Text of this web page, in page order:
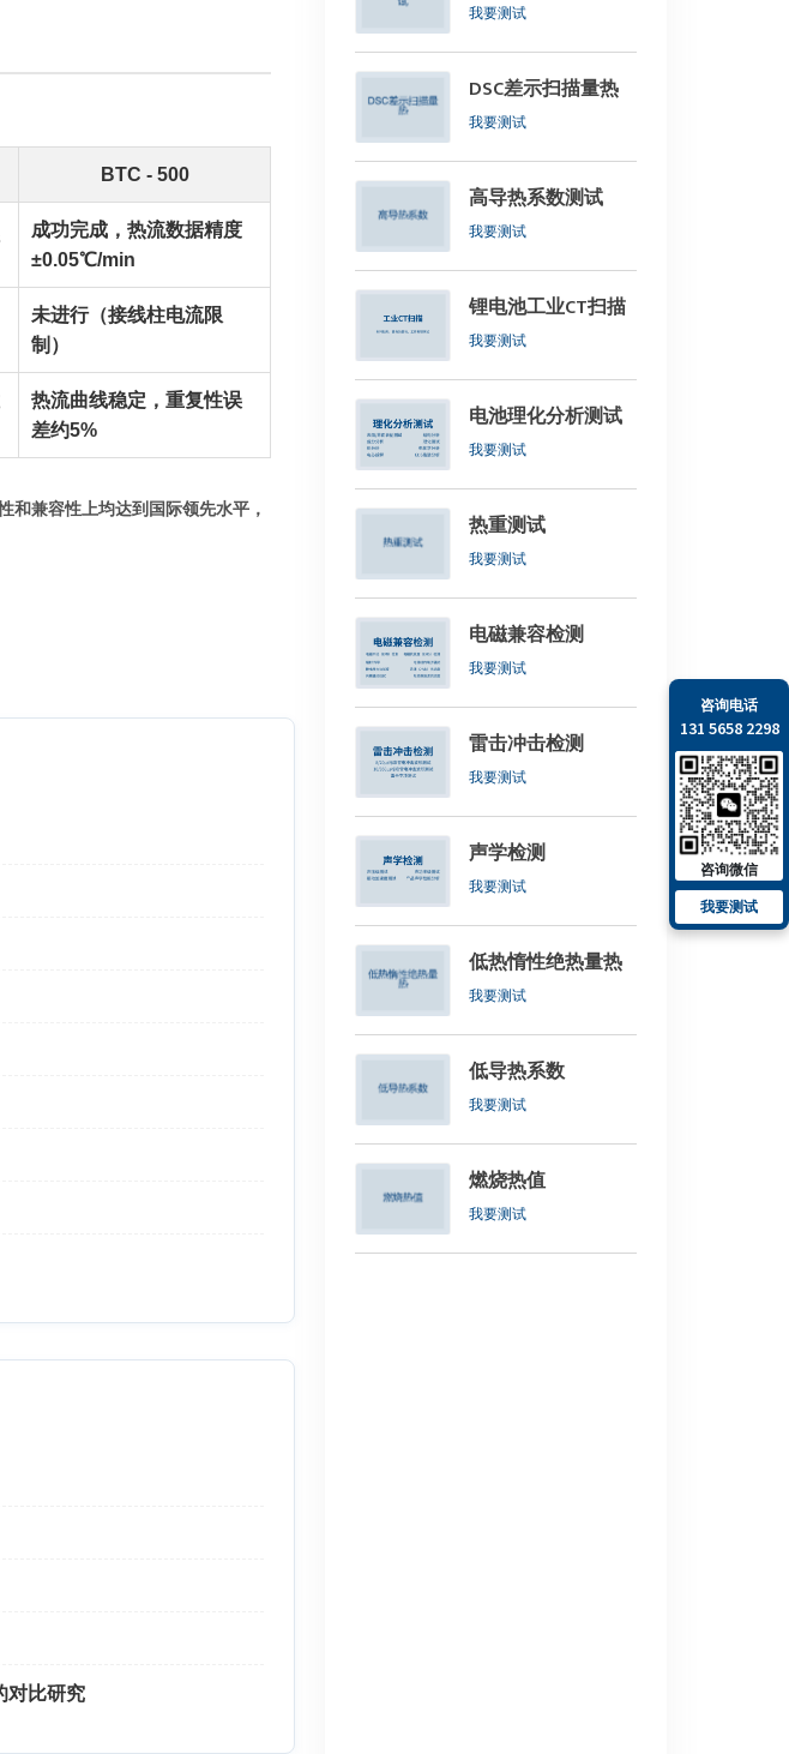
BTC - 500
成功完成，热流数据精度
±0.05℃/min
未进行（接线柱电流限
制）
热流曲线稳定，重复性误
差约5%
和兼容性上均达到国际领先水平，
对比研究
我要测试
DSC差示扫描量热
我要测试
高导热系数测试
我要测试
锂电池工业CT扫描
我要测试
电池理化分析测试
我要测试
热重测试
我要测试
电磁兼容检测
我要测试
雷击冲击检测
我要测试
声学检测
我要测试
低热惰性绝热量热
我要测试
低导热系数
我要测试
燃烧热值
我要测试
咨询电话
131 5658 2298
咨询微信
我要测试